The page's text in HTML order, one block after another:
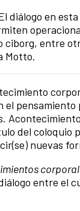
diálogo en
entre
Motto.
del coloquio
nuevas
entre el